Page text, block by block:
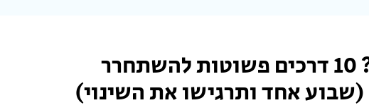
מכור לטלפון? 10 דרכים פשוטות להשתחרר
אחד ותרגישו את השינוי)